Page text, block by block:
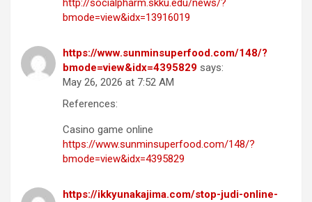
http://socialpharm.skku.edu/news/?
bmode=view&idx=13916019
https://www.sunminsuperfood.com/148/?
bmode=view&idx=4395829 says:
May 26, 2026 at 7:52 AM
References:
Casino game online
https://www.sunminsuperfood.com/148/?
bmode=view&idx=4395829
https://ikkyunakajima.com/stop-judi-online-